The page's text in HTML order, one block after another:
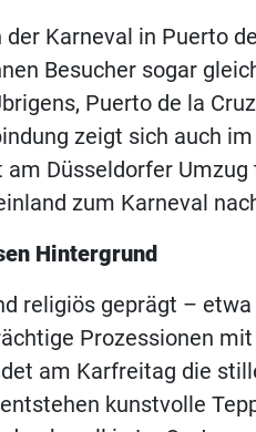
Karneval in Puerto
Besucher sogar
Puerto de la
zeigt sich auch
Düsseldorfer Umzug
zum Karneval
Hintergrund
religiös geprägt – etwa
Prozessionen
am Karfreitag die
kunstvolle